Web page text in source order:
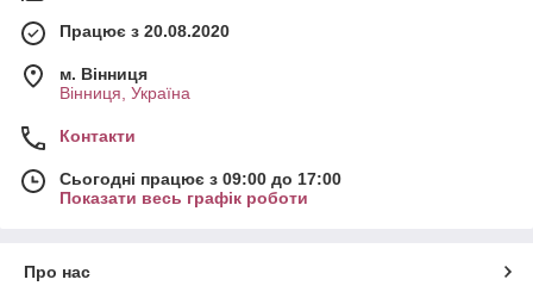
Працює з 20.08.2020
м. Вінниця
Вінниця, Україна
Контакти
Сьогодні працює з 09:00 до 17:00
Показати весь графік роботи
Про нас